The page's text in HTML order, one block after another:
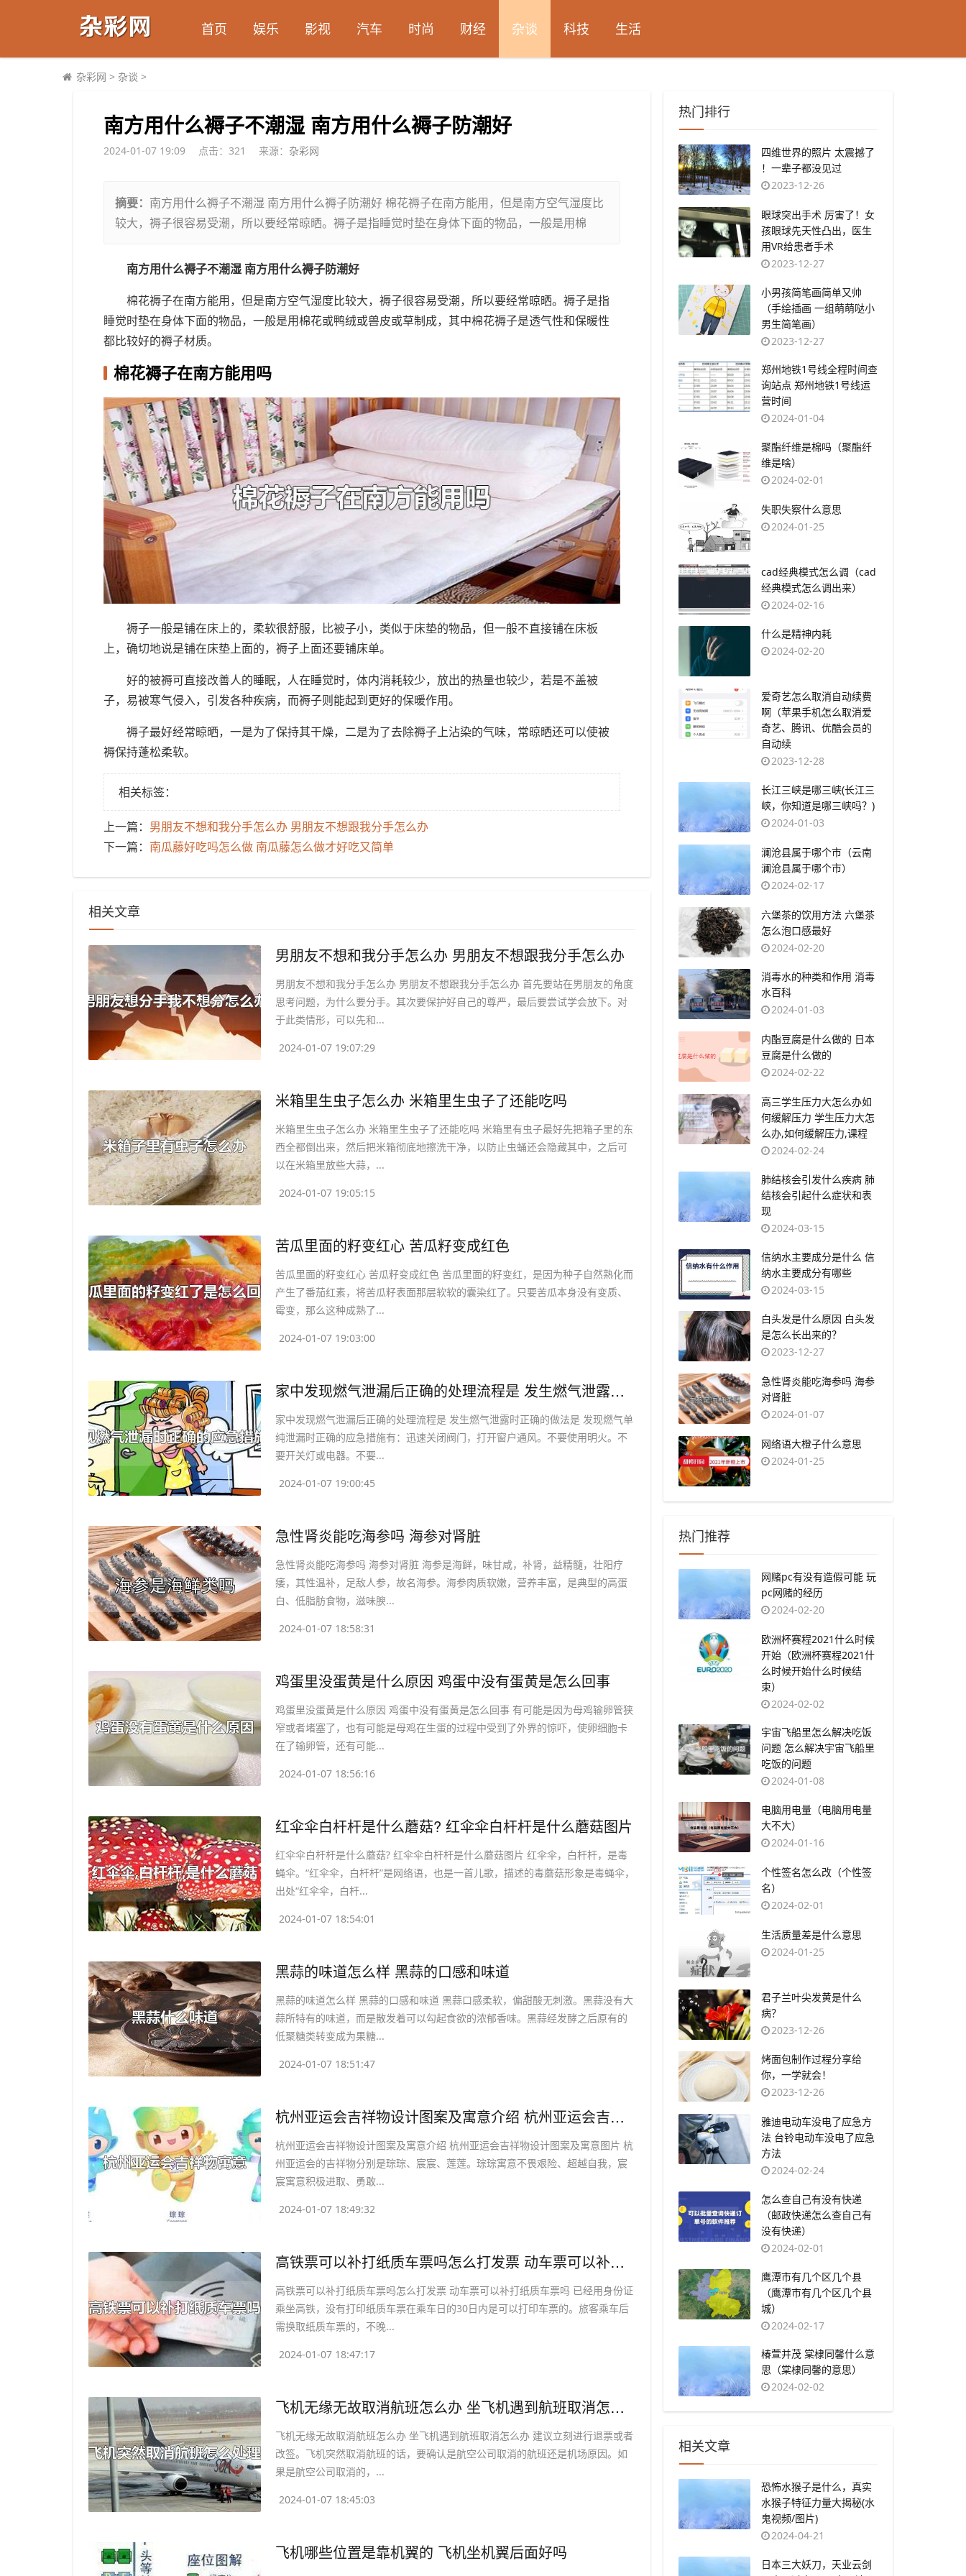
首页 娱乐 影视 汽车 时尚 财经 杂谈 科技 生活
杂彩网 > 杂谈 >
​南方用什么褥子不潮湿 南方用什么褥子防潮好
2024-01-07 19:09 点击： 321 来源： 杂彩网
摘要： 南方用什么褥子不潮湿 南方用什么褥子防潮好 棉花褥子在南方能用，但是南方空气湿度比
较大，褥子很容易受潮，所以要经常晾晒。褥子是指睡觉时垫在身体下面的物品，一般是用棉
南方用什么褥子不潮湿 南方用什么褥子防潮好
棉花褥子在南方能用，但是南方空气湿度比较大，褥子很容易受潮，所以要经常晾晒。褥子是指
睡觉时垫在身体下面的物品，一般是用棉花或鸭绒或兽皮或草制成，其中棉花褥子是透气性和保暖性
都比较好的褥子材质。
棉花褥子在南方能用吗
褥子一般是铺在床上的，柔软很舒服，比被子小，类似于床垫的物品，但一般不直接铺在床板
上，确切地说是铺在床垫上面的，褥子上面还要铺床单。
好的被褥可直接改善人的睡眠，人在睡觉时，体内消耗较少，放出的热量也较少，若是不盖被
子，易被寒气侵入，引发各种疾病，而褥子则能起到更好的保暖作用。
褥子最好经常晾晒，一是为了保持其干燥，二是为了去除褥子上沾染的气味，常晾晒还可以使被
褥保持蓬松柔软。
相关标签：
上一篇： ​男朋友不想和我分手怎么办 男朋友不想跟我分手怎么办
下一篇： ​南瓜藤好吃吗怎么做 南瓜藤怎么做才好吃又简单
相关文章
​男朋友不想和我分手怎么办 男朋友不想跟我分手怎么办
男朋友不想和我分手怎么办 男朋友不想跟我分手怎么办 首先要站在男朋友的角度
思考问题，为什么要分手。其次要保护好自己的尊严，最后要尝试学会放下。对
于此类情形，可以先和...
2024-01-07 19:07:29
​米箱里生虫子怎么办 米箱里生虫子了还能吃吗
米箱里生虫子怎么办 米箱里生虫子了还能吃吗 米箱里有虫子最好先把箱子里的东
西全都倒出来，然后把米箱彻底地擦洗干净，以防止虫蛹还会隐藏其中，之后可
以在米箱里放些大蒜，...
2024-01-07 19:05:15
​苦瓜里面的籽变红心 苦瓜籽变成红色
苦瓜里面的籽变红心 苦瓜籽变成红色 苦瓜里面的籽变红，是因为种子自然熟化而
产生了番茄红素，将苦瓜籽表面那层软软的囊染红了。只要苦瓜本身没有变质、
霉变，那么这种成熟了...
2024-01-07 19:03:00
​家中发现燃气泄漏后正确的处理流程是 发生燃气泄露时正确的做法是
家中发现燃气泄漏后正确的处理流程是 发生燃气泄露时正确的做法是 发现燃气单
纯泄漏时正确的应急措施有：迅速关闭阀门，打开窗户通风。不要使用明火。不
要开关灯或电器。不要...
2024-01-07 19:00:45
​急性肾炎能吃海参吗 海参对肾脏
急性肾炎能吃海参吗 海参对肾脏 海参是海鲜，味甘咸，补肾，益精髓，壮阳疗
痿，其性温补，足敌人参，故名海参。海参肉质软嫩，营养丰富，是典型的高蛋
白、低脂肪食物，滋味腴...
2024-01-07 18:58:31
​鸡蛋里没蛋黄是什么原因 鸡蛋中没有蛋黄是怎么回事
鸡蛋里没蛋黄是什么原因 鸡蛋中没有蛋黄是怎么回事 有可能是因为母鸡输卵管狭
窄或者堵塞了，也有可能是母鸡在生蛋的过程中受到了外界的惊吓，使卵细胞卡
在了输卵管，还有可能...
2024-01-07 18:56:16
​红伞伞白杆杆是什么蘑菇? 红伞伞白杆杆是什么蘑菇图片
红伞伞白杆杆是什么蘑菇? 红伞伞白杆杆是什么蘑菇图片 红伞伞，白杆杆，是毒
蝇伞。“红伞伞，白杆杆”是网络语，也是一首儿歌，描述的毒蘑菇形象是毒蝇伞，
出处“红伞伞，白杆...
2024-01-07 18:54:01
​黑蒜的味道怎么样 黑蒜的口感和味道
黑蒜的味道怎么样 黑蒜的口感和味道 黑蒜口感柔软，偏甜酸无刺激。黑蒜没有大
蒜所特有的味道，而是散发着可以勾起食欲的浓郁香味。黑蒜经发酵之后原有的
低聚糖类转变成为果糖...
2024-01-07 18:51:47
​杭州亚运会吉祥物设计图案及寓意介绍 杭州亚运会吉祥物设计图案及寓意图片
杭州亚运会吉祥物设计图案及寓意介绍 杭州亚运会吉祥物设计图案及寓意图片 杭
州亚运会的吉祥物分别是琮琮、宸宸、莲莲。琮琮寓意不畏艰险、超越自我，宸
宸寓意积极进取、勇敢...
2024-01-07 18:49:32
​高铁票可以补打纸质车票吗怎么打发票 动车票可以补打纸质车票吗
高铁票可以补打纸质车票吗怎么打发票 动车票可以补打纸质车票吗 已经用身份证
乘坐高铁，没有打印纸质车票在乘车日的30日内是可以打印车票的。旅客乘车后
需换取纸质车票的，不晚...
2024-01-07 18:47:17
​飞机无缘无故取消航班怎么办 坐飞机遇到航班取消怎么办
飞机无缘无故取消航班怎么办 坐飞机遇到航班取消怎么办 建议立刻进行退票或者
改签。飞机突然取消航班的话，要确认是航空公司取消的航班还是机场原因。如
果是航空公司取消的，...
2024-01-07 18:45:03
​飞机哪些位置是靠机翼的 飞机坐机翼后面好吗
热门排行
​四维世界的照片 太震撼了
！一辈子都没见过
2023-12-26
​眼球突出手术 厉害了！女
孩眼球先天性凸出，医生
用VR给患者手术
2023-12-27
​小男孩简笔画简单又帅
（手绘插画 一组萌萌哒小
男生简笔画）
2023-12-27
​郑州地铁1号线全程时间查
询站点 郑州地铁1号线运
营时间
2024-01-04
​聚酯纤维是棉吗（聚酯纤
维是啥）
2024-02-01
​失职失察什么意思
2024-01-25
​cad经典模式怎么调（cad
经典模式怎么调出来）
2024-02-16
​什么是精神内耗
2024-02-20
​爱奇艺怎么取消自动续费
啊（苹果手机怎么取消爱
奇艺、腾讯、优酷会员的
自动续
2023-12-28
​长江三峡是哪三峡(长江三
峡，你知道是哪三峡吗？)
2024-01-03
​澜沧县属于哪个市（云南
澜沧县属于哪个市）
2024-02-17
​六堡茶的饮用方法 六堡茶
怎么泡口感最好
2024-02-20
​消毒水的种类和作用 消毒
水百科
2024-01-03
​内酯豆腐是什么做的 日本
豆腐是什么做的
2024-02-22
​高三学生压力大怎么办如
何缓解压力 学生压力大怎
么办,如何缓解压力,课程
2024-02-24
​肺结核会引发什么疾病 肺
结核会引起什么症状和表
现
2024-03-15
​信纳水主要成分是什么 信
纳水主要成分有哪些
2024-03-15
​白头发是什么原因 白头发
是怎么长出来的？
2023-12-27
​急性肾炎能吃海参吗 海参
对肾脏
2024-01-07
​网络语大橙子什么意思
2024-01-25
热门推荐
​网赌pc有没有造假可能 玩
pc网赌的经历
2024-02-20
​欧洲杯赛程2021什么时候
开始（欧洲杯赛程2021什
么时候开始什么时候结
束）
2024-02-02
​宇宙飞船里怎么解决吃饭
问题 怎么解决宇宙飞船里
吃饭的问题
2024-01-08
​电脑用电量（电脑用电量
大不大）
2024-01-16
​个性签名怎么改（个性签
名）
2024-02-01
​生活质量差是什么意思
2024-01-25
​君子兰叶尖发黄是什么
病？
2023-12-26
​烤面包制作过程分享给
你，一学就会！
2023-12-26
​雅迪电动车没电了应急方
法 台铃电动车没电了应急
方法
2024-02-24
​怎么查自己有没有快递
（邮政快递怎么查自己有
没有快递）
2024-02-01
​鹰潭市有几个区几个县
（鹰潭市有几个区几个县
城）
2024-02-17
​椿萱并茂 棠棣同馨什么意
思（棠棣同馨的意思）
2024-02-02
相关文章
恐怖水猴子是什么，真实
水猴子特征力量大揭秘(水
鬼视频/图片)
2024-04-21
日本三大妖刀，天业云剑